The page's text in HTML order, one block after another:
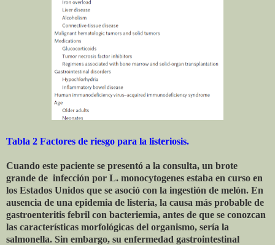
Tabla 2 Factores de riesgo para la listeriosis.
Cuando este paciente se presentó a la consulta, un brote
grande de infección por L. monocytogenes estaba en curso en
los Estados Unidos que se asoció con la ingestión de melón. En
ausencia de una epidemia de listeria, la causa más probable de
gastroenteritis febril con bacteriemia, antes de que se conozcan
las características morfológicas del organismo, sería la
salmonella. Sin embargo, su enfermedad gastrointestinal